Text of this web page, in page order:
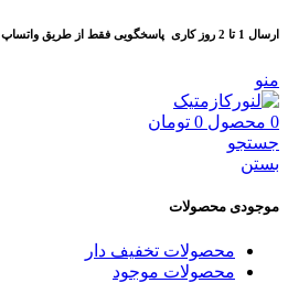
ارسال 1 تا 2 روز کاری پاسخگویی فقط از طریق واتساپ
منو
0 محصول 0 تومان
جستجو
بستن
موجودی محصولات
محصولات تخفیف دار
محصولات موجود